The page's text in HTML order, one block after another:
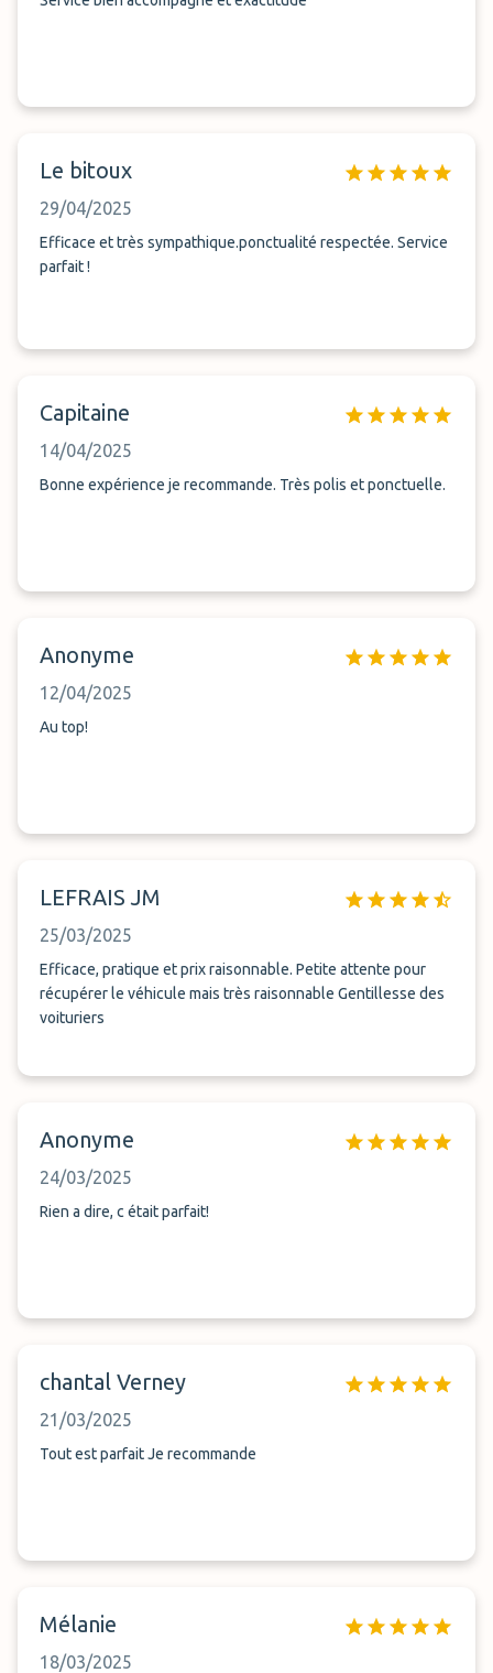
Le bitoux
29/04/2025
Efficace et très sympathique.ponctualité respectée. Service
parfait !
Capitaine
14/04/2025
Bonne expérience je recommande. Très polis et ponctuelle.
Anonyme
12/04/2025
Au top!
LEFRAIS JM
25/03/2025
Efficace, pratique et prix raisonnable. Petite attente pour
récupérer le véhicule mais très raisonnable Gentillesse des
voituriers
Anonyme
24/03/2025
Rien a dire, c était parfait!
chantal Verney
21/03/2025
Tout est parfait Je recommande
Mélanie
18/03/2025